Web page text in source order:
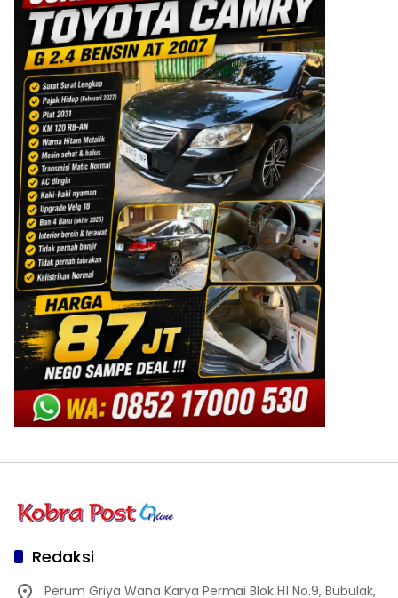
Redaksi
Perum Griya Wana Karya Permai Blok H1 No.9, Bubulak,